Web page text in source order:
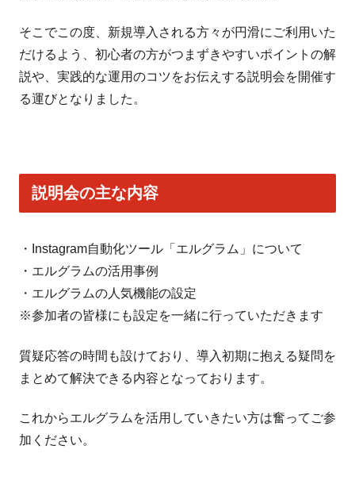
そこでこの度、新規導入される方々が円滑にご利用いた
だけるよう、初心者の方がつまずきやすいポイントの解
説や、実践的な運用のコツをお伝えする説明会を開催す
る運びとなりました。
説明会の主な内容
・Instagram自動化ツール「エルグラム」について
・エルグラムの活用事例
・エルグラムの人気機能の設定
※参加者の皆様にも設定を一緒に行っていただきます
質疑応答の時間も設けており、導入初期に抱える疑問を
まとめて解決できる内容となっております。
これからエルグラムを活用していきたい方は奮ってご参
加ください。